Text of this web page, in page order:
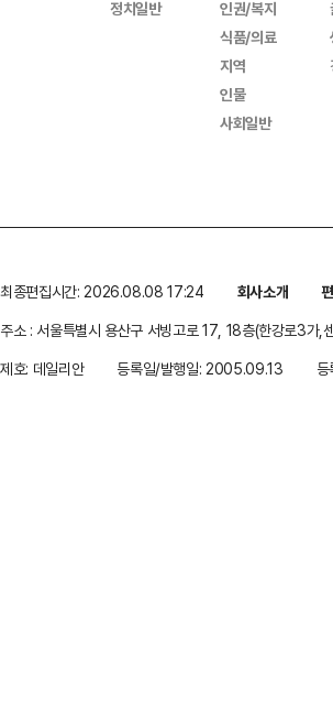
정치일반
인권/복지
식품/의료
지역
인물
사회일반
최종편집시간: 2026.08.08 17:24 회사소개
주소 : 서울특별시 용산구 서빙고로 17, 18층(한강로3가,
제호: 데일리안
등록일/발행일: 2005.09.13